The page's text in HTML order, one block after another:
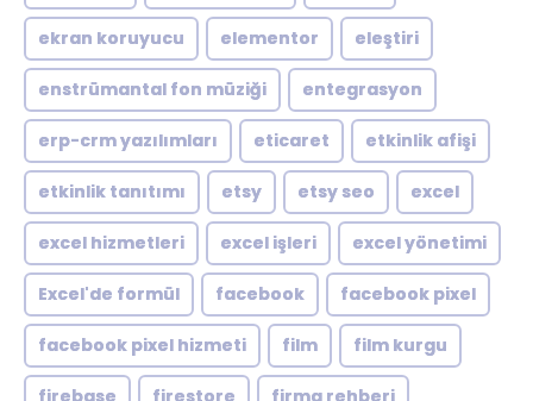
ekran koruyucu elementor eleştiri
enstrümantal fon müziği entegrasyon
erp-crm yazılımları eticaret etkinlik afişi
etkinlik tanıtımı etsy etsy seo excel
excel hizmetleri excel işleri excel yönetimi
Excel'de formül facebook facebook pixel
facebook pixel hizmeti film film kurgu
firebase firestore firma rehberi